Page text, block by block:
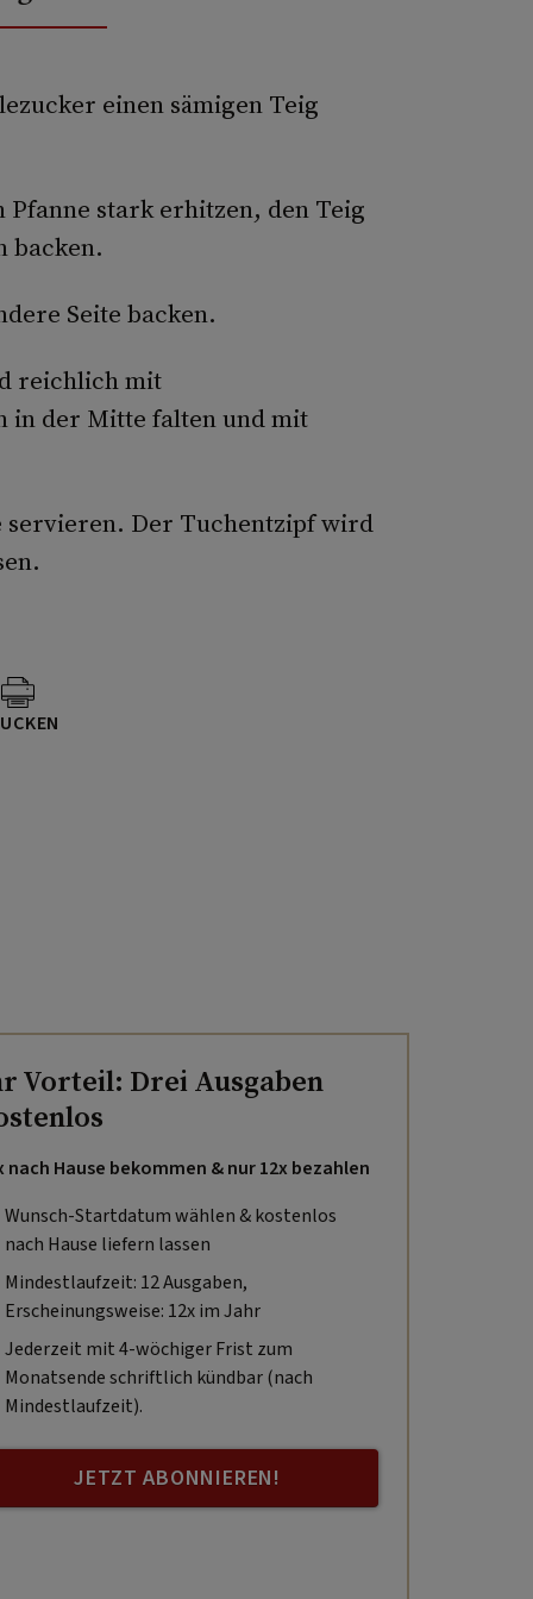
einen sämigen Teig
stark erhitzen, den Teig
backen.
Seite backen.
reichlich mit
in der Mitte falten und mit
servieren. Der Tuchentzipf wird
Vorteil: Drei Ausgaben
nach Hause bekommen & nur 12x bezahlen
Wunsch-Startdatum wählen & kostenlos
nach Hause liefern lassen
Mindestlaufzeit: 12 Ausgaben,
Erscheinungsweise: 12x im Jahr
Jederzeit mit 4-wöchiger Frist zum
Monatsende schriftlich kündbar (nach
Mindestlaufzeit).
JETZT ABONNIEREN!